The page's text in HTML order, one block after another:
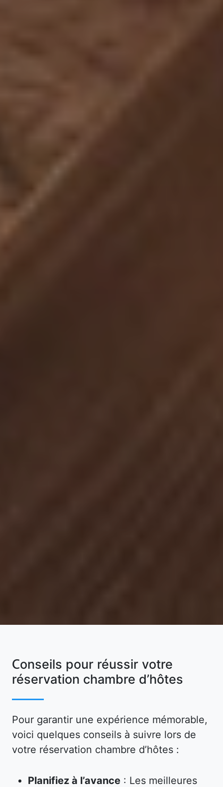
Conseils pour réussir votre
réservation chambre d’hôtes
Pour garantir une expérience mémorable,
voici quelques conseils à suivre lors de
votre réservation chambre d’hôtes :
Planifiez à l’avance : Les meilleures